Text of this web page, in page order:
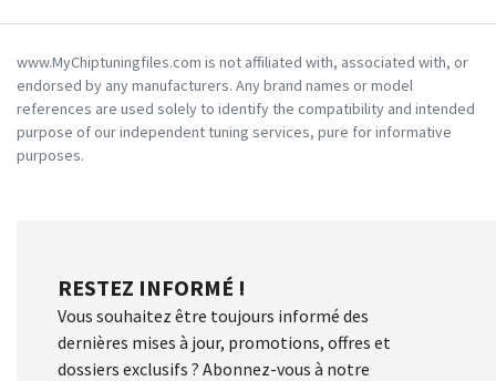
www.MyChiptuningfiles.com is not affiliated with, associated with, or
endorsed by any manufacturers. Any brand names or model
references are used solely to identify the compatibility and intended
purpose of our independent tuning services, pure for informative
purposes.
RESTEZ INFORMÉ !
Vous souhaitez être toujours informé des
dernières mises à jour, promotions, offres et
dossiers exclusifs ? Abonnez-vous à notre